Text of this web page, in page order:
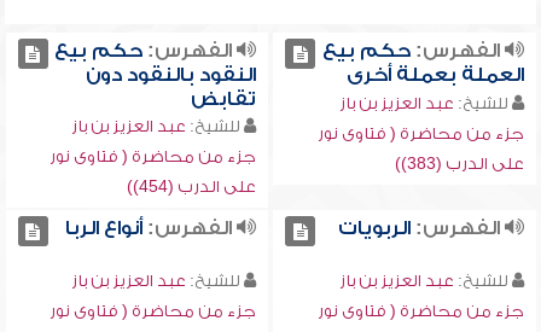
الفهرس:حكم بيع
العملة بعملة أخرى
للشيخ: عبد العزيز بن باز
جزء من محاضرة ( فتاوى نور
على الدرب (383))
الفهرس:حكم بيع
النقود بالنقود دون
تقابض
للشيخ: عبد العزيز بن باز
جزء من محاضرة ( فتاوى نور
على الدرب (454))
الفهرس:الربويات
للشيخ: عبد العزيز بن باز
جزء من محاضرة ( فتاوى نور
الفهرس:أنواع الربا
للشيخ: عبد العزيز بن باز
جزء من محاضرة ( فتاوى نور